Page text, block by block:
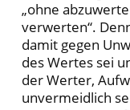
„ohne
verwerten“.
damit gegen
des Wertes sei
der Werter,
unvermeidlich